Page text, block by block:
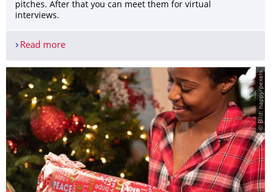
pitches. After that you can meet them for virtual
interviews.
Read moreBranchentreff Life Sciences – Jetzt anmelden!
© Bild: nappy/pexels